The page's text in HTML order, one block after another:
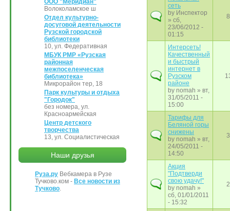
сеть
by Инспектор
» сб,
23/06/2012 -
01:15
8
Интерсеть!
Качественный
и быстрый
интернет в
Рузском
районе
by nomah » вт,
31/05/2011 -
15:00
Тарифы для
Беляной горы
снижены
by nomah » вт,
24/05/2011 -
14:50
3
Акция
"Подтверди
свою удачу!"
by nomah »
сб, 01/01/2011
- 15:32
2
ООО "Меридиан"
Волоколамское ш
Отдел культурно-
досуговой деятельности
Рузской городской
библиотеки
10, ул. Федеративная
МБУК РМР «Рузская
районная
межпоселенческая
библиотека»
Микрорайон тер, 18
Парк культуры и отдыха
"Городок"
без номера, ул.
Красноармейская
Центр детского
творчества
13, ул. Социалистическая
Наши друзья
Руза.ру Вебкамера в Рузе
Тучково.ком - Все новости из
Тучково.